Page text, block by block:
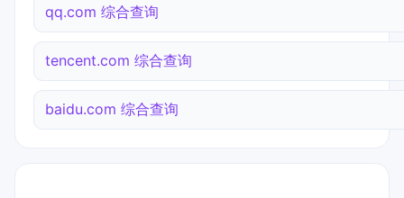
qq.com 综合查询
tencent.com 综合查询
baidu.com 综合查询